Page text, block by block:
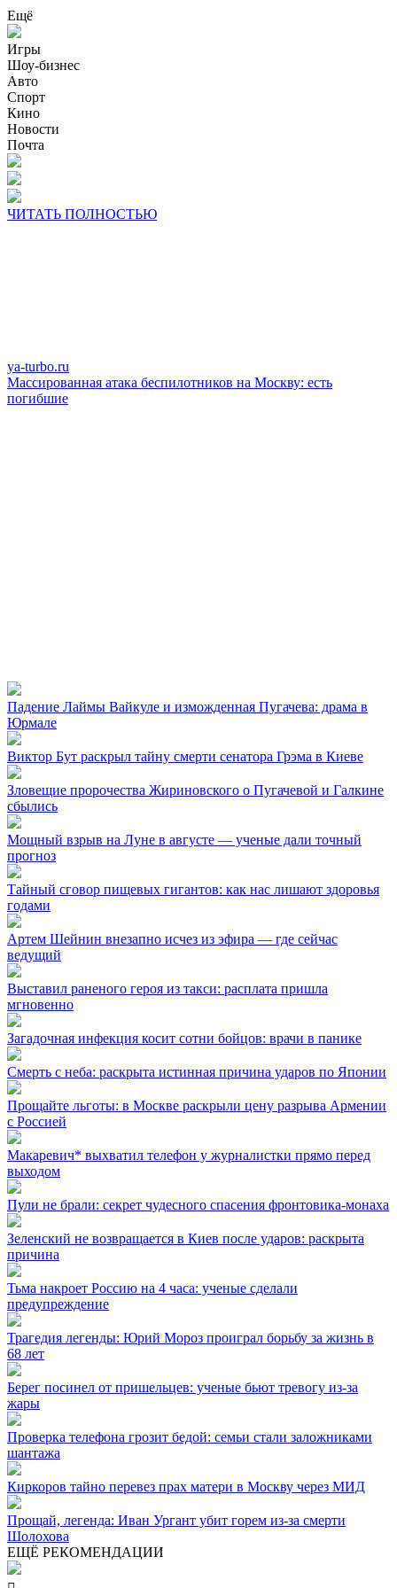
Ещё
Игры
Шоу-бизнес
Авто
Спорт
Кино
Новости
Почта
ЧИТАТЬ ПОЛНОСТЬЮ
ya-turbo.ru
Массированная атака беспилотников на Москву: есть
погибшие
Падение Лаймы Вайкуле и изможденная Пугачева: драма в
Юрмале
Виктор Бут раскрыл тайну смерти сенатора Грэма в Киеве
Зловещие пророчества Жириновского о Пугачевой и Галкине
сбылись
Мощный взрыв на Луне в августе — ученые дали точный
прогноз
Тайный сговор пищевых гигантов: как нас лишают здоровья
годами
Артем Шейнин внезапно исчез из эфира — где сейчас
ведущий
Выставил раненого героя из такси: расплата пришла
мгновенно
Загадочная инфекция косит сотни бойцов: врачи в панике
Смерть с неба: раскрыта истинная причина ударов по Японии
Прощайте льготы: в Москве раскрыли цену разрыва Армении
с Россией
Макаревич* выхватил телефон у журналистки прямо перед
выходом
Пули не брали: секрет чудесного спасения фронтовика-монаха
Зеленский не возвращается в Киев после ударов: раскрыта
причина
Тьма накроет Россию на 4 часа: ученые сделали
предупреждение
Трагедия легенды: Юрий Мороз проиграл борьбу за жизнь в
68 лет
Берег посинел от пришельцев: ученые бьют тревогу из-за
жары
Проверка телефона грозит бедой: семьи стали заложниками
шантажа
Киркоров тайно перевез прах матери в Москву через МИД
Прощай, легенда: Иван Ургант убит горем из-за смерти
Шолохова
ЕЩЁ РЕКОМЕНДАЦИИ